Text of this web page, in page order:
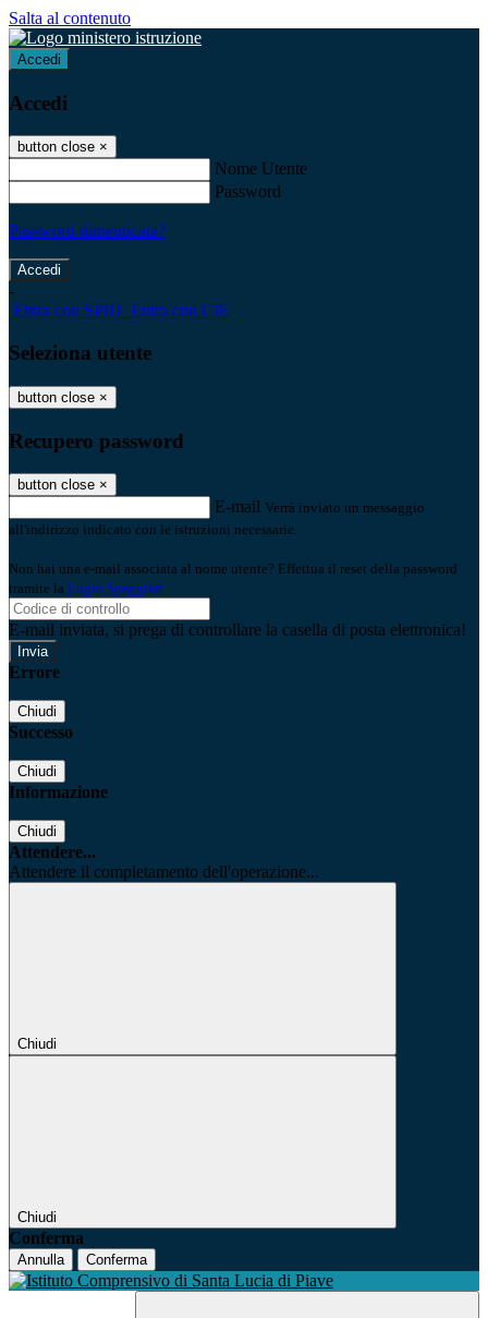
Salta al contenuto
Accedi
Accedi
button close ×
Nome Utente
Password
Password dimenticata?
-
Entra con SPID Entra con CIE
Seleziona utente
button close ×
Recupero password
button close ×
E-mail Verrà inviato un messaggio
all'indirizzo indicato con le istruzioni necessarie.
Non hai una e-mail associata al nome utente? Effettua il reset della password
tramite la Login Spaggiari
E-mail inviata, si prega di controllare la casella di posta elettronica!
Errore
Chiudi
Successo
Chiudi
Informazione
Chiudi
Attendere...
Attendere il completamento dell'operazione...
Chiudi
Chiudi
Conferma
Annulla Conferma